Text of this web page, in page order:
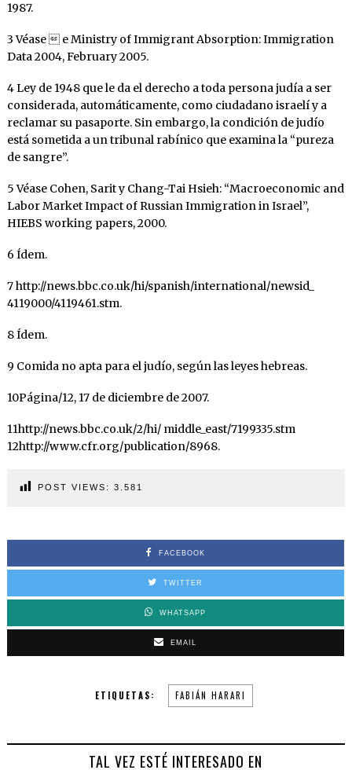
1987.
3 Véase  e Ministry of Immigrant Absorption: Immigration
Data 2004, February 2005.
4 Ley de 1948 que le da el derecho a toda persona judía a ser
considerada, automáticamente, como ciudadano israelí y a
reclamar su pasaporte. Sin embargo, la condición de judío
está sometida a un tribunal rabínico que examina la “pureza
de sangre”.
5 Véase Cohen, Sarit y Chang-Tai Hsieh: “Macroeconomic and
Labor Market Impact of Russian Immigration in Israel”,
HIEBS working papers, 2000.
6 Ídem.
7 http://news.bbc.co.uk/hi/spanish/international/newsid_
4119000/4119461.stm.
8 Ídem.
9 Comida no apta para el judío, según las leyes hebreas.
10Página/12, 17 de diciembre de 2007.
11http://news.bbc.co.uk/2/hi/ middle_east/7199335.stm
12http://www.cfr.org/publication/8968.
POST VIEWS: 3.581
FACEBOOK
TWITTER
WHATSAPP
EMAIL
ETIQUETAS: FABIÁN HARARI
TAL VEZ ESTÉ INTERESADO EN